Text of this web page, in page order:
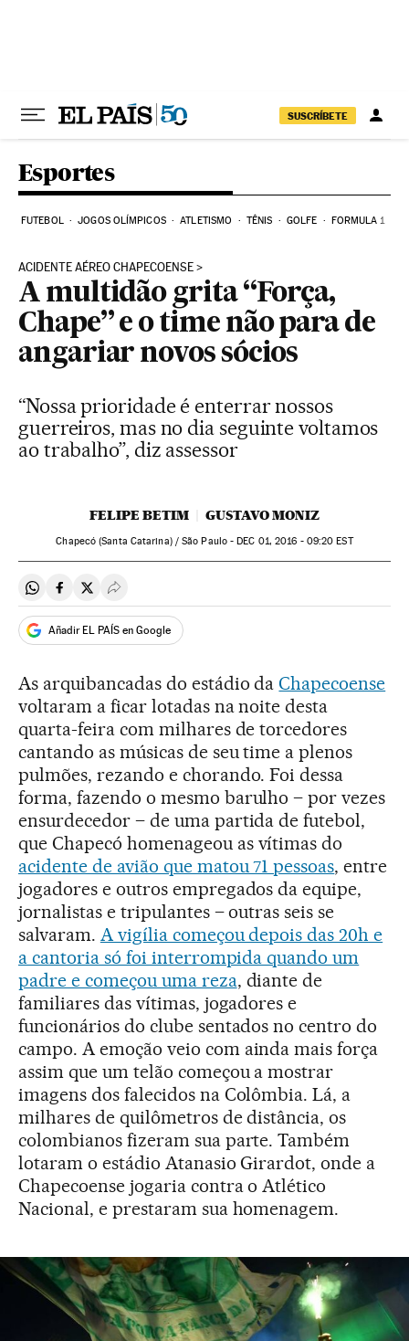
SUSCRÍBETE
Esportes
FUTEBOL JOGOS OLÍMPICOS ATLETISMO TÊNIS GOLFE FORMULA 1
ACIDENTE AÉREO CHAPECOENSE
A multidão grita “Força,
Chape” e o time não para de
angariar novos sócios
“Nossa prioridade é enterrar nossos
guerreiros, mas no dia seguinte voltamos
ao trabalho”, diz assessor
FELIPE BETIM GUSTAVO MONIZ
Chapecó (Santa Catarina) / São Paulo -DEC 01, 2016 - 09:20 EST
Compartir en Whatsapp
Compartir en Facebook
Compartir en Twitter
Desplegar Redes Sociales
Añadir EL PAÍS en Google
As arquibancadas do estádio daChapecoense
voltaram a ficar lotadas na noite desta
quarta-feira com milhares de torcedores
cantando as músicas de seu time a plenos
pulmões, rezando e chorando. Foi dessa
forma, fazendo o mesmo barulho – por vezes
ensurdecedor – de uma partida de futebol,
que Chapecó homenageou as vítimas do
acidente de avião que matou 71 pessoas, entre
jogadores e outros empregados da equipe,
jornalistas e tripulantes – outras seis se
salvaram. A vigília começou depois das 20h e
a cantoria só foi interrompida quando um
padre e começou uma reza, diante de
familiares das vítimas, jogadores e
funcionários do clube sentados no centro do
campo. A emoção veio com ainda mais força
assim que um telão começou a mostrar
imagens dos falecidos na Colômbia. Lá, a
milhares de quilômetros de distância, os
colombianos fizeram sua parte. Também
lotaram o estádio Atanasio Girardot, onde a
Chapecoense jogaria contra o Atlético
Nacional, e prestaram sua homenagem.